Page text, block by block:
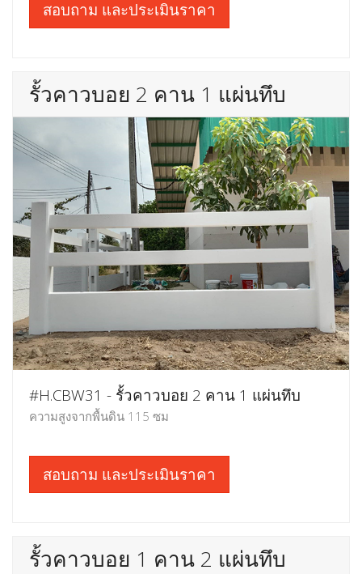
สอบถาม และประเมินราคา
รั้วคาวบอย 2 คาน 1 แผ่นทึบ
#H.CBW31 - รั้วคาวบอย 2 คาน 1 แผ่นทึบ
ความสูงจากพื้นดิน 115 ซม
สอบถาม และประเมินราคา
รั้วคาวบอย 1 คาน 2 แผ่นทึบ